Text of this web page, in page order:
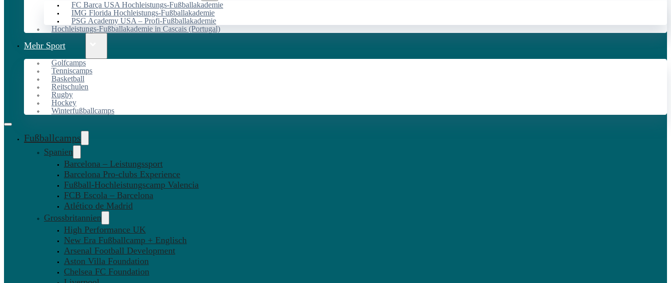
FC Barça USA Hochleistungs-Fußballakademie
IMG Florida Hochleistungs-Fußballakademie
PSG Academy USA – Profi-Fußballakademie
Hochleistungs-Fußballakademie in Cascais (Portugal)
Mehr Sport
Golfcamps
Tenniscamps
Basketball
Reitschulen
Rugby
Hockey
Winterfußballcamps
Fußballcamps
Spanien
Barcelona – Leistungssport
Barcelona Pro-clubs Experience
Fußball-Hochleistungscamp Valencia
FCB Escola – Barcelona
Atlético de Madrid
Grossbritannien
High Performance UK
New Era Fußballcamp + Englisch
Arsenal Football Development
Aston Villa Foundation
Chelsea FC Foundation